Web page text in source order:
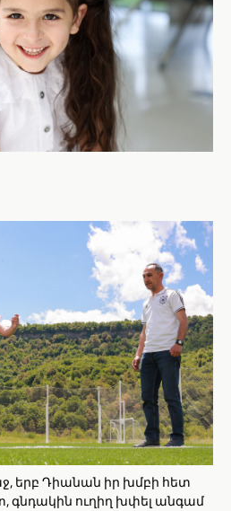
երբ Դիանան իր խմբի հետ
գնդակին ուղիղ խփել անգամ